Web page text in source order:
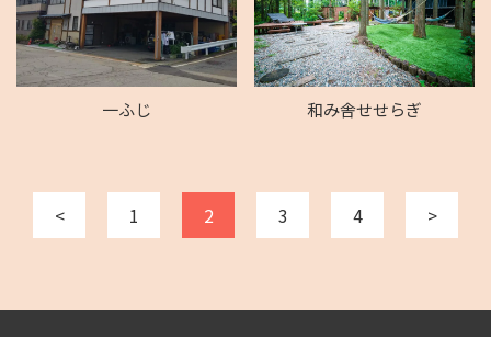
一ふじ 和み舎せせらぎ
< 1 2 3 4 >